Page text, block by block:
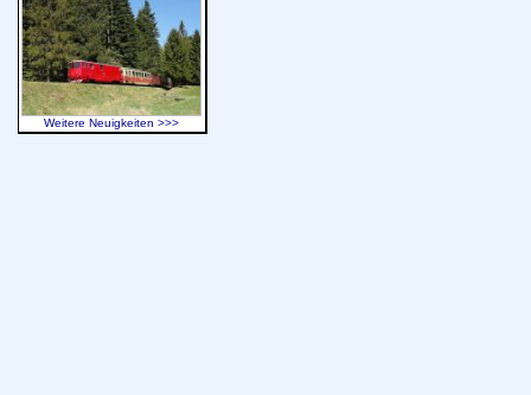
Weitere Neuigkeiten >>>